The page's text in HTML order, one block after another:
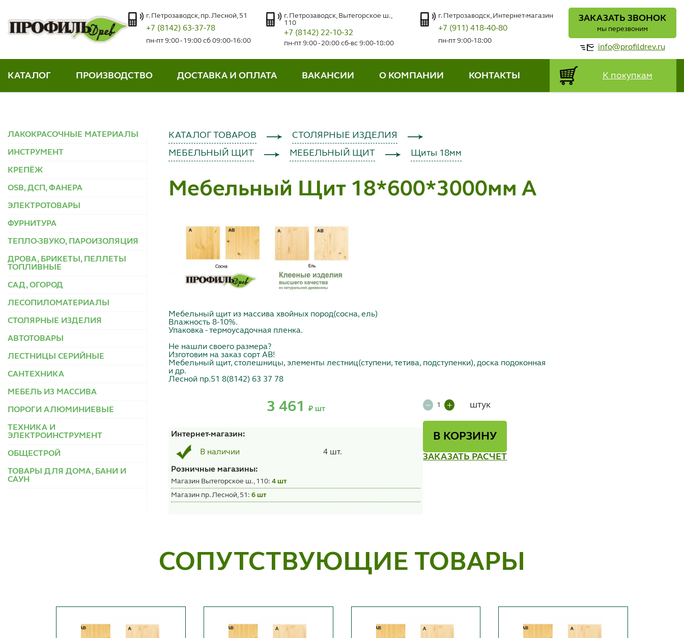
г. Петрозаводск, пр. Лесной, 51
+7 (8142) 63-37-78
пн-пт 9:00 - 19:00 сб 09:00-16:00
г. Петрозаводск, Вытегорское ш.,
110
+7 (8142) 22-10-32
пн-пт 9:00 - 20:00 сб-вс 9:00-18:00
г. Петрозаводск, Интернет-магазин
+7 (911) 418-40-80
пн-пт 9:00-18:00
ЗАКАЗАТЬ ЗВОНОК
мы перезвоним
info@profildrev.ru
КАТАЛОГ ПРОИЗВОДСТВО ДОСТАВКА И ОПЛАТА ВАКАНСИИ О КОМПАНИИ КОНТАКТЫ К покупкам
ЛАКОКРАСОЧНЫЕ МАТЕРИАЛЫ
ИНСТРУМЕНТ
КРЕПЁЖ
OSB, ДСП, ФАНЕРА
ЭЛЕКТРОТОВАРЫ
ФУРНИТУРА
ТЕПЛО-ЗВУКО, ПАРОИЗОЛЯЦИЯ
ДРОВА, БРИКЕТЫ, ПЕЛЛЕТЫ
ТОПЛИВНЫЕ
САД, ОГОРОД
ЛЕСОПИЛОМАТЕРИАЛЫ
СТОЛЯРНЫЕ ИЗДЕЛИЯ
АВТОТОВАРЫ
ЛЕСТНИЦЫ СЕРИЙНЫЕ
САНТЕХНИКА
МЕБЕЛЬ ИЗ МАССИВА
ПОРОГИ АЛЮМИНИЕВЫЕ
ТЕХНИКА И
ЭЛЕКТРОИНСТРУМЕНТ
ОБЩЕСТРОЙ
ТОВАРЫ ДЛЯ ДОМА, БАНИ И
САУН
КАТАЛОГ ТОВАРОВ
СТОЛЯРНЫЕ ИЗДЕЛИЯ
МЕБЕЛЬНЫЙ ЩИТ
МЕБЕЛЬНЫЙ ЩИТ Щиты 18мм
Мебельный Щит 18*600*3000мм А
Мебельный щит из массива хвойных пород(сосна, ель)
Влажность 8-10%.
Упаковка - термоусадочная пленка.
Не нашли своего размера?
Изготовим на заказ сорт АВ!
Мебельный щит, столешницы, элементы лестниц(ступени, тетива, подступенки), доска подоконная
и др.
Лесной пр.51 8(8142) 63 37 78
3 461 ₽ шт
Интернет-магазин:
В наличии 4 шт.
Розничные магазины:
Магазин Вытегорское ш., 110:4 шт
Магазин пр. Лесной, 51:6 шт
штук
В КОРЗИНУ
ЗАКАЗАТЬ РАСЧЕТ
СОПУТСТВУЮЩИЕ ТОВАРЫ